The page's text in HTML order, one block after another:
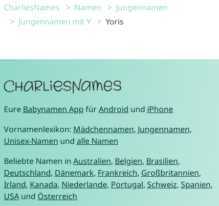
CharliesNames Namen
Jungennamen
Jungennamen mit Y
Yoris
Eure Babynamen App fürAndroid und iPhone
Vornamenlexikon: Mädchennamen, Jungennamen,
Unisex-Namen und alle Namen
Beliebte Namen in Australien, Belgien, Brasilien,
Deutschland, Dänemark, Frankreich, Großbritannien,
Irland, Kanada, Niederlande, Portugal, Schweiz, Spanien,
USAund Österreich